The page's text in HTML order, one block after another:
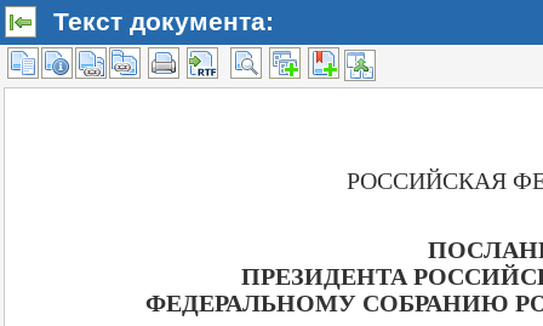
Текст документа: